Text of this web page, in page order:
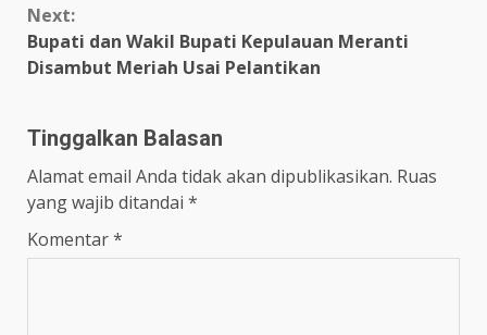
Next:
Bupati dan Wakil Bupati Kepulauan Meranti
Disambut Meriah Usai Pelantikan
Tinggalkan Balasan
Alamat email Anda tidak akan dipublikasikan. Ruas
yang wajib ditandai *
Komentar*